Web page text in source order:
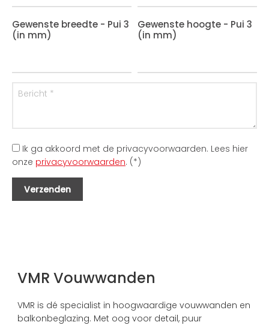
Gewenste breedte - Pui 3
(in mm)
Gewenste hoogte - Pui 3
(in mm)
Ik ga akkoord met de privacyvoorwaarden. Lees hier
onze privacyvoorwaarden. (*)
VMR Vouwwanden
VMR is dé specialist in hoogwaardige vouwwanden en
balkonbeglazing. Met oog voor detail, puur